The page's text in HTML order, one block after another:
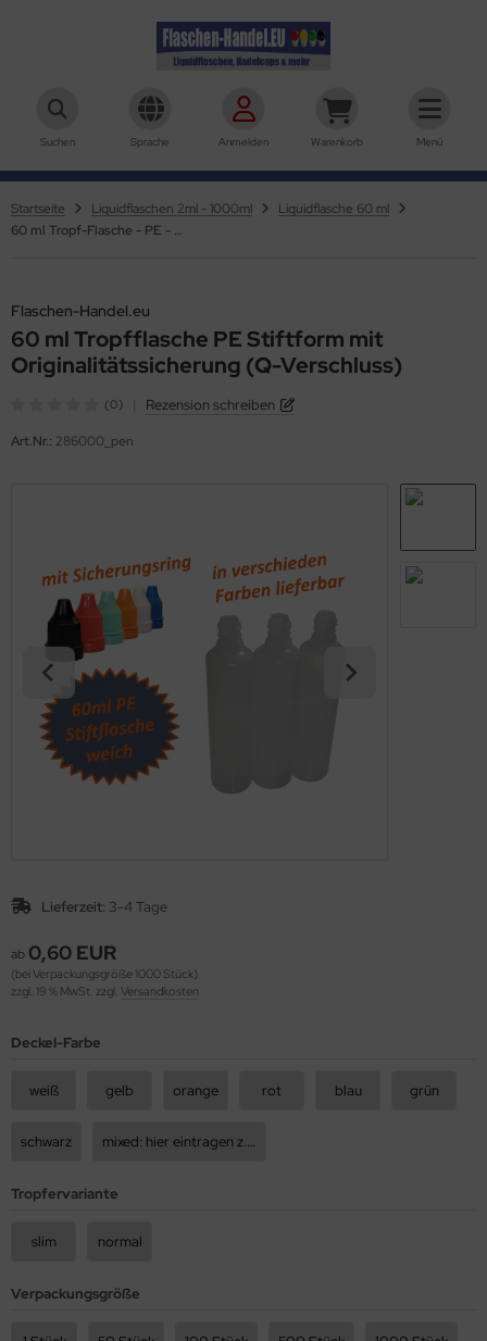
Suchen Sprache Anmelden Warenkorb Menü
Startseite Liquidflaschen 2ml - 1000ml
Liquidflasche 60 ml
60 ml Tropf-Flasche - PE - Q - PEN
Flaschen-Handel.eu
60 ml Tropfflasche PE Stiftform mit
Originalitätssicherung (Q-Verschluss)
(0) Rezension schreiben
Art.Nr.: 286000_pen
Lieferzeit: 3-4 Tage
ab 0,60 EUR
(bei Verpackungsgröße 1000 Stück)
zzgl. 19 % MwSt. zzgl. Versandkosten
Deckel-Farbe
weiß gelb orange rot blau grün
schwarz mixed: hier eintragen z.B 50rot, 50blau, usw.
Tropfervariante
slim normal
Verpackungsgröße